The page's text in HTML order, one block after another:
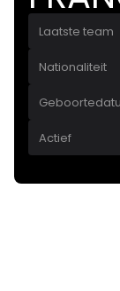
Laatste team
Nationaliteit
Actief